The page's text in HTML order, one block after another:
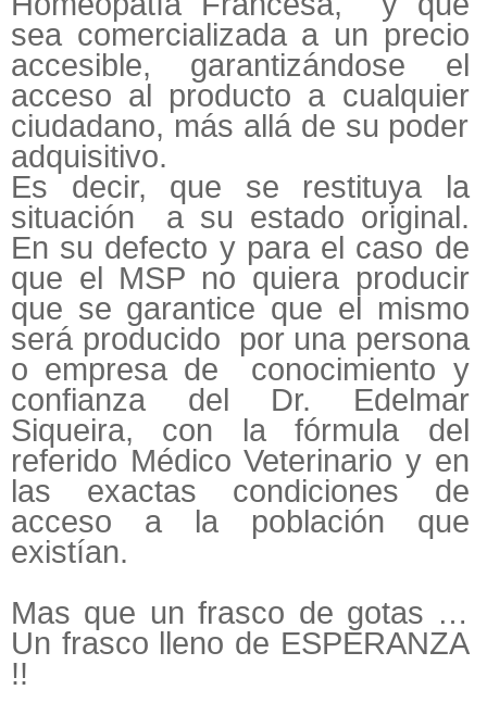
sea comercializada a un precio
accesible, garantizándose el
acceso al producto a cualquier
ciudadano, más allá de su poder
adquisitivo.
Es decir, que se restituya la
situación a su estado original.
En su defecto y para el caso de
que el MSP no quiera producir
que se garantice que el mismo
será producido por una persona
o empresa de conocimiento y
confianza del Dr. Edelmar
Siqueira, con la fórmula del
referido Médico Veterinario y en
las exactas condiciones de
acceso a la población que
existían.
Mas que un frasco de gotas …
Un frasco lleno de ESPERANZA
!!